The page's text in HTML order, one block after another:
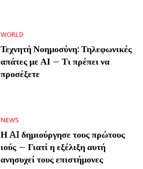
WORLD
Τεχνητή Νοημοσύνη: Τηλεφωνικές
απάτες με ΑΙ – Τι πρέπει να
προσέξετε
NEWS
Η AI δημιούργησε τους πρώτους
ιούς – Γιατί η εξέλιξη αυτή
ανησυχεί τους επιστήμονες